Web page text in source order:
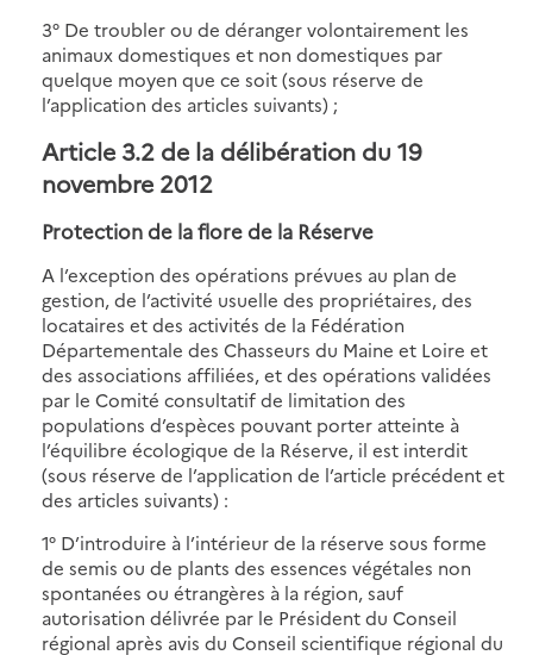
3° De troubler ou de déranger volontairement les
animaux domestiques et non domestiques par
quelque moyen que ce soit (sous réserve de
l’application des articles suivants) ;
Article 3.2 de la délibération du 19
novembre 2012
Protection de la flore de la Réserve
A l’exception des opérations prévues au plan de
gestion, de l’activité usuelle des propriétaires, des
locataires et des activités de la Fédération
Départementale des Chasseurs du Maine et Loire et
des associations affiliées, et des opérations validées
par le Comité consultatif de limitation des
populations d’espèces pouvant porter atteinte à
l’équilibre écologique de la Réserve, il est interdit
(sous réserve de l’application de l’article précédent et
des articles suivants) :
1° D’introduire à l’intérieur de la réserve sous forme
de semis ou de plants des essences végétales non
spontanées ou étrangères à la région, sauf
autorisation délivrée par le Président du Conseil
régional après avis du Conseil scientifique régional du